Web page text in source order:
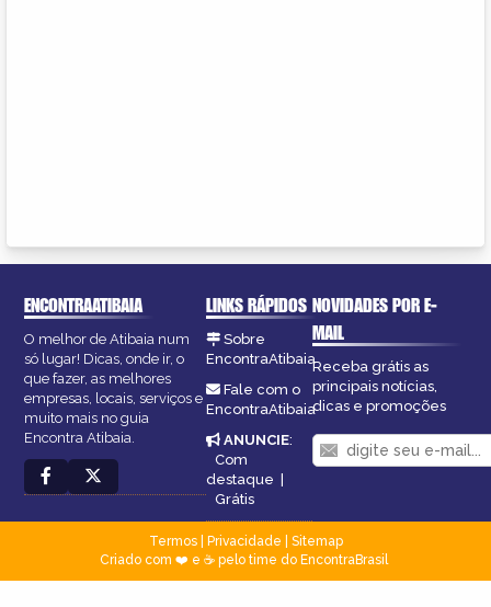
ENCONTRAATIBAIA
O melhor de Atibaia num
só lugar! Dicas, onde ir, o
que fazer, as melhores
empresas, locais, serviços e
muito mais no guia
Encontra Atibaia.
LINKS RÁPIDOS
Sobre
EncontraAtibaia
Fale com o
EncontraAtibaia
ANUNCIE:
Com
destaque
Grátis
NOVIDADES POR E-
MAIL
Receba grátis as
principais notícias,
dicas e promoções
Termos| Privacidade
Sitemap
Criado com ❤️ e ☕ pelo time do EncontraBrasil